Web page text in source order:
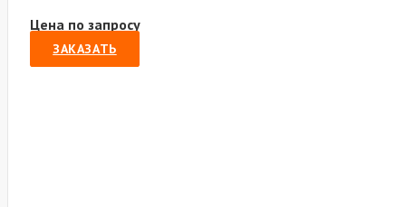
Цена по запросу
ЗАКАЗАТЬ